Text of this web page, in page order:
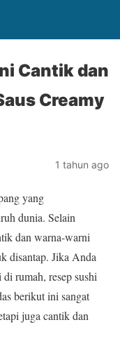
Cantik dan
Creamy
1 tahun ago
yang
dunia. Selain
dan warna-warni
disantap. Jika Anda
rumah, resep sushi
berikut ini sangat
juga cantik dan